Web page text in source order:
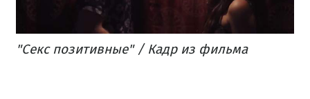
"Секс позитивные" / Кадр из фильма